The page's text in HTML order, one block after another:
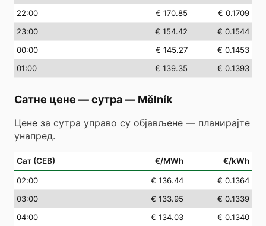
22:00 € 170.85
€ 0.1709
23:00 € 154.42
€ 0.1544
00:00 € 145.27
€ 0.1453
01:00 € 139.35 € 0.1393
Сатне цене — сутра— Mělník
Цене за сутра управо су објављене — планирајте
унапред.
Сат (СЕВ) €/MWh €/kWh
02:00 € 136.44
€ 0.1364
03:00 € 133.95
€ 0.1339
04:00 € 134.03
€ 0.1340